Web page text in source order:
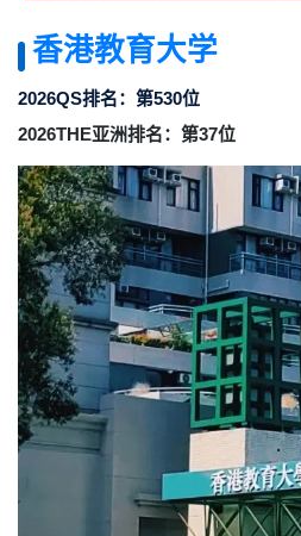
香港教育大学
2026QS排名：第530位
2026THE亚洲排名：第37位